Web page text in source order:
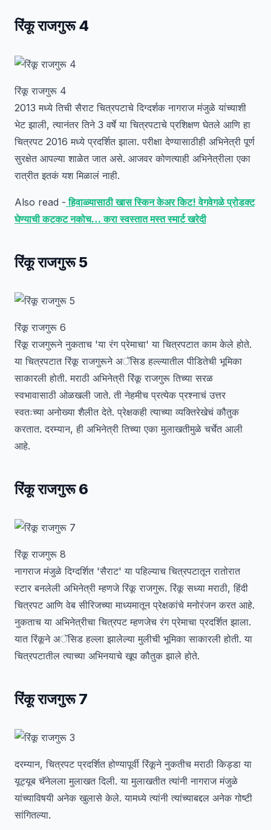
रिंकू राजगुरू 4
रिंकू राजगुरू 4
2013 मध्ये तिची सैराट चित्रपटाचे दिग्दर्शक नागराज मंजुळे यांच्याशी
भेट झाली, त्यानंतर तिने 3 वर्षे या चित्रपटाचे प्रशिक्षण घेतले आणि हा
चित्रपट 2016 मध्ये प्रदर्शित झाला. परीक्षा देण्यासाठीही अभिनेत्री पूर्ण
सुरक्षेत आपल्या शाळेत जात असे. आजवर कोणत्याही अभिनेत्रीला एका
रात्रीत इतकं यश मिळालं नाही.
Also read - हिवाळ्यासाठी खास स्किन केअर किट! वेगवेगळे प्रोडक्ट
घेण्याची कटकट नकोच… करा स्वस्तात मस्त स्मार्ट खरेदी
रिंकू राजगुरू 5
रिंकू राजगुरू 6
रिंकू राजगुरूने नुकताच 'या रंग प्रेमाचा' या चित्रपटात काम केले होते.
या चित्रपटात रिंकू राजगुरूने अॅसिड हल्ल्यातील पीडितेची भूमिका
साकारली होती. मराठी अभिनेत्री रिंकू राजगुरू तिच्या सरळ
स्वभावासाठी ओळखली जाते. ती नेहमीच प्रत्येक प्रश्नाचं उत्तर
स्वतःच्या अनोख्या शैलीत देते. प्रेक्षकही त्याच्या व्यक्तिरेखेचं कौतुक
करतात. दरम्यान, ही अभिनेत्री तिच्या एका मुलाखतीमुळे चर्चेत आली
आहे.
रिंकू राजगुरू 6
रिंकू राजगुरू 8
नागराज मंजुळे दिग्दर्शित 'सैराट' या पहिल्याच चित्रपटातून रातोरात
स्टार बनलेली अभिनेत्री म्हणजे रिंकू राजगुरू. रिंकू सध्या मराठी, हिंदी
चित्रपट आणि वेब सीरिजच्या माध्यमातून प्रेक्षकांचे मनोरंजन करत आहे.
नुकताच या अभिनेत्रीचा चित्रपट म्हणजेच रंग प्रेमाचा प्रदर्शित झाला.
यात रिंकूने अॅसिड हल्ला झालेल्या मुलीची भूमिका साकारली होती. या
चित्रपटातील त्याच्या अभिनयाचे खूप कौतुक झाले होते.
रिंकू राजगुरू 7
दरम्यान, चित्रपट प्रदर्शित होण्यापूर्वी रिंकूने नुकतीच मराठी किड्डा या
यूट्यूब चॅनेलला मुलाखत दिली. या मुलाखतीत त्यांनी नागराज मंजुळे
यांच्याविषयी अनेक खुलासे केले. यामध्ये त्यांनी त्यांच्याबद्दल अनेक गोष्टी
सांगितल्या.